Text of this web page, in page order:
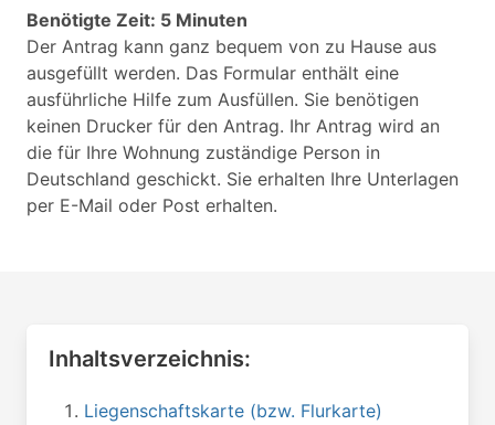
Benötigte Zeit: 5 Minuten
Der Antrag kann ganz bequem von zu Hause aus
ausgefüllt werden. Das Formular enthält eine
ausführliche Hilfe zum Ausfüllen. Sie benötigen
keinen Drucker für den Antrag. Ihr Antrag wird an
die für Ihre Wohnung zuständige Person in
Deutschland geschickt. Sie erhalten Ihre Unterlagen
per E-Mail oder Post erhalten.
Inhaltsverzeichnis:
Liegenschaftskarte (bzw. Flurkarte)